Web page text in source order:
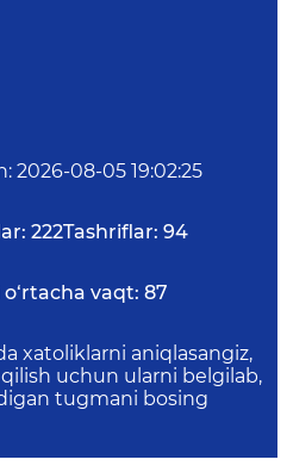
: 2026-08-05 19:02:25
222Tashriflar: 94
vaqt: 87
xatoliklarni aniqlasangiz,
uchun ularni belgilab,
tugmani bosing